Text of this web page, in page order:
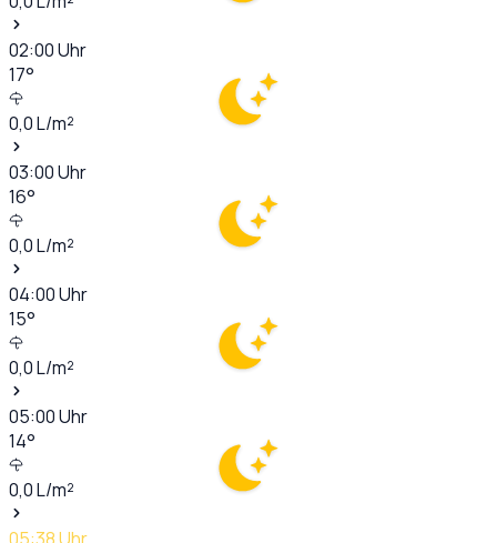
02:00Uhr
17°
0,0L/m²
03:00Uhr
16°
0,0L/m²
04:00Uhr
15°
0,0L/m²
05:00Uhr
14°
0,0L/m²